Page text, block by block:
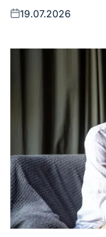
Оприлюднено
19.07.2026